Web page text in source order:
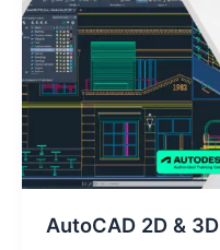
AutoCAD 2D & 3D